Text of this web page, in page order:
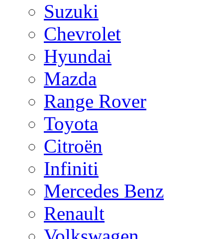
Suzuki
Chevrolet
Hyundai
Mazda
Range Rover
Toyota
Citroën
Infiniti
Mercedes Benz
Renault